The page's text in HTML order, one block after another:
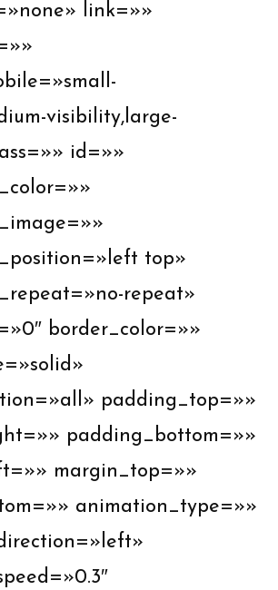
link=»»
visibility,large-
id=»»
top»
repeat»
border_color=»»
padding_top=»»
padding_bottom=»»
margin_top=»»
animation_type=»»